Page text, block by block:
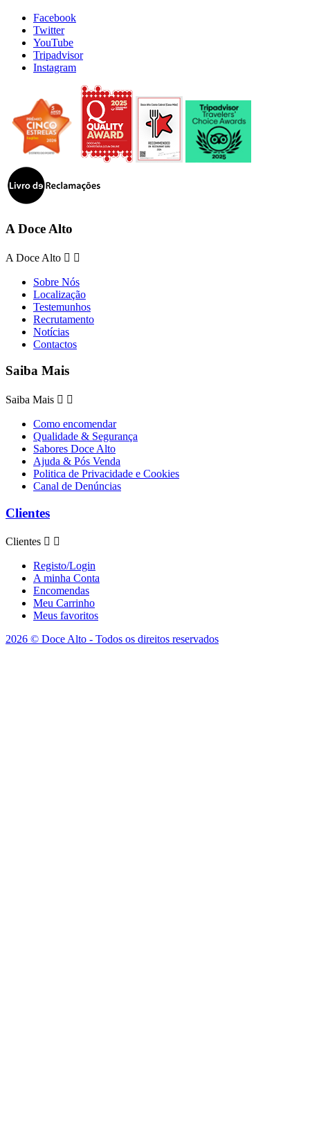
Facebook
Twitter
YouTube
Tripadvisor
Instagram
A Doce Alto
A Doce Alto  
Sobre Nós
Localização
Testemunhos
Recrutamento
Notícias
Contactos
Saiba Mais
Saiba Mais  
Como encomendar
Qualidade & Segurança
Sabores Doce Alto
Ajuda & Pós Venda
Politica de Privacidade e Cookies
Canal de Denúncias
Clientes
Clientes  
Registo/Login
A minha Conta
Encomendas
Meu Carrinho
Meus favoritos
2026 © Doce Alto - Todos os direitos reservados